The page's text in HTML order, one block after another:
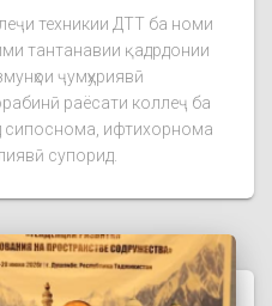
техникии ДТТ ба номи
тантанавии қадрдонии
ҷумҳуриявӣ
раёсати коллеҷ ба
сипоснома, ифтихорнома
супорид.